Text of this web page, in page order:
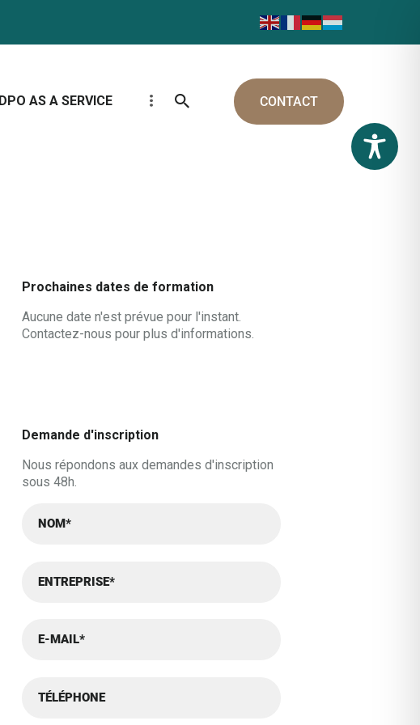
DPO AS A SERVICE CONTACT
Prochaines dates de formation
Aucune date n'est prévue pour l'instant.
Contactez-nous pour plus d'informations.
Demande d'inscription
Nous répondons aux demandes d'inscription
sous 48h.